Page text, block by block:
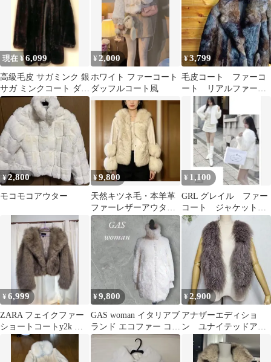
現在 ¥6,099
高級毛皮 サガミンク 銀
サガ ミンクコート ダー
クブラウン M L 極美品
¥ 2,000
ホワイト ファーコート
ダッフルコート風
¥3,799
毛皮コート ファーコ
ート リアルファー
天然毛皮 ミンク系
ショールカラー Ⅼ
¥2,800
モコモコアウター
¥9,800
天然キツネ毛・本羊革
ファーレザーアウター
ベージュホワイト
¥ 1,100
GRL グレイル ファー
コート ジャケット
ホワイト
¥6,999
ZARA フェイクファー
ショートコートy2k 平
成ギャル 平成
¥9,800
GAS woman イタリアブ
ランド エコファー コー
ト 希少
¥2,900
アナザーエディショ
ン ユナイテッドアロ
ーズ リアルファーベ
スト ラム 毛皮